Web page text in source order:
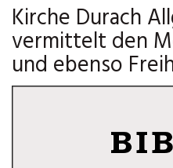
Kirche Durach
vermittelt den
und ebenso